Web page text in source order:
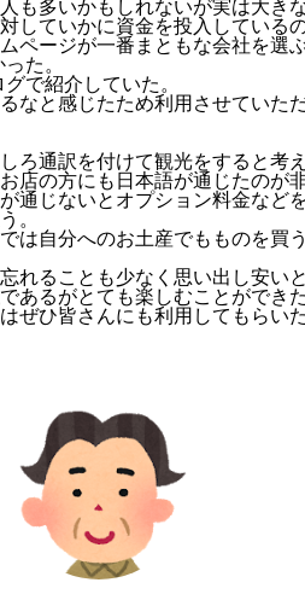
も多いかもしれないが実は大き
していかに資金を投入している
ページが一番まともな会社を選
た。
で紹介していた。
なと感じたため利用させていた
ろ通訳を付けて観光をすると考
店の方にも日本語が通じたのが
通じないとオプション料金など
。
は自分へのお土産でもものを買
れることも少なく思い出し安いと
あるがとても楽しむことができた
ぜひ皆さんにも利用してもらいた